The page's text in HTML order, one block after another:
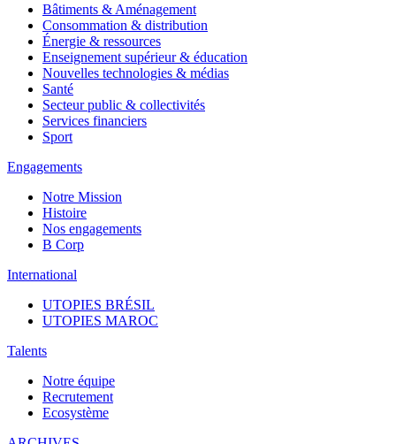
Bâtiments & Aménagement
Consommation & distribution
Énergie & ressources
Enseignement supérieur & éducation
Nouvelles technologies & médias
Santé
Secteur public & collectivités
Services financiers
Sport
Engagements
Notre Mission
Histoire
Nos engagements
B Corp
International
UTOPIES BRÉSIL
UTOPIES MAROC
Talents
Notre équipe
Recrutement
Ecosystème